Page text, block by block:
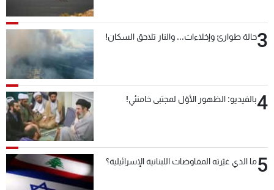
3حالة طوارئ وإخلاءات... والنار تلاحق السكان!
4بالفيديو: الظهور الأوّل لمجتبى خامنئي!
5ما الذي غيّرته المفاوضات اللبنانية الإسرائيلية؟